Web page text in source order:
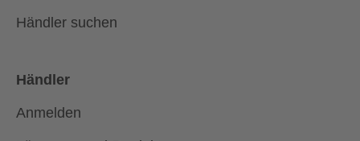
Händler suchen
Händler
Anmelden